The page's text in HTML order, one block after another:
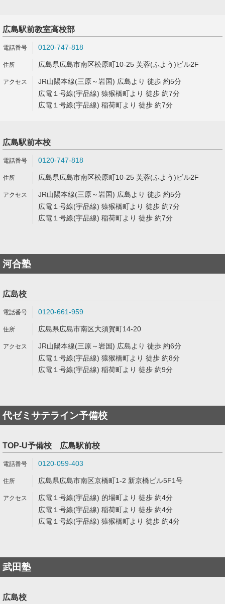
広島駅前教室高校部
0120-747-818
広島県広島市南区松原町10-25 芙蓉(ふよう)ビル2F
JR山陽本線(三原～岩国) 広島より 徒歩 約5分
広電１号線(宇品線) 猿猴橋町より 徒歩 約7分
広電１号線(宇品線) 稲荷町より 徒歩 約7分
広島駅前本校
0120-747-818
広島県広島市南区松原町10-25 芙蓉(ふよう)ビル2F
JR山陽本線(三原～岩国) 広島より 徒歩 約5分
広電１号線(宇品線) 猿猴橋町より 徒歩 約7分
広電１号線(宇品線) 稲荷町より 徒歩 約7分
河合塾
広島校
0120-661-959
広島県広島市南区大須賀町14-20
JR山陽本線(三原～岩国) 広島より 徒歩 約6分
広電１号線(宇品線) 猿猴橋町より 徒歩 約8分
広電１号線(宇品線) 稲荷町より 徒歩 約9分
代ゼミサテライン予備校
TOP-U予備校 広島駅前校
0120-059-403
広島県広島市南区京橋町1-2 新京橋ビル5F1号
広電１号線(宇品線) 的場町より 徒歩 約4分
広電１号線(宇品線) 稲荷町より 徒歩 約4分
広電１号線(宇品線) 猿猴橋町より 徒歩 約4分
武田塾
広島校